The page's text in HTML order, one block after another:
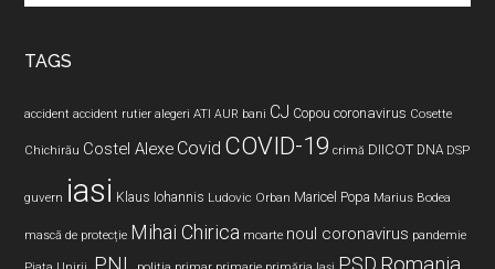
TAGS
accident accident rutier alegeri ATI AUR bani CJ Copou coronavirus Cosette
Chichirău Costel Alexe Covid COVID-19 crimă DIICOT DNA DSP
guvern iasi Klaus Iohannis Ludovic Orban Maricel Popa Marius Bodea
mască de protecție Mihai Chirica moarte noul coronavirus pandemie
PNL PSD